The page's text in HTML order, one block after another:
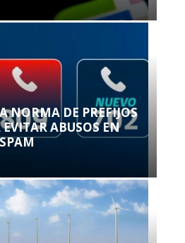
NORMA DE PREFIJOS
ABUSOS EN